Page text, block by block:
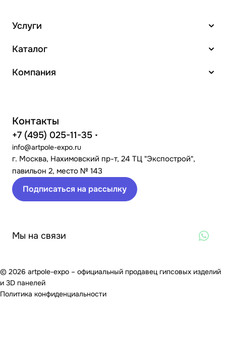
Услуги
Каталог
Компания
Контакты
+7 (495) 025-11-35
info@artpole-expo.ru
г. Москва, Нахимовский пр-т, 24 ТЦ "Экспострой",
павильон 2, место № 143
Подписаться на рассылку
Мы на связи
© 2026 artpole-expo – официальный продавец гипсовых изделий
и 3D панелей
Политика конфиденциальности